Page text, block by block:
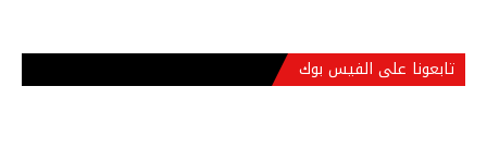
تابعونا على الفيس بوك